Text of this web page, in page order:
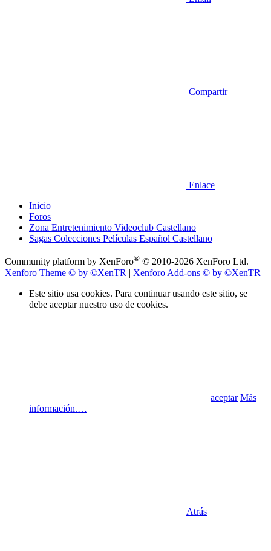
Compartir
Enlace
Inicio
Foros
Zona Entretenimiento Videoclub Castellano
Sagas Colecciones Películas Español Castellano
Community platform by XenForo® © 2010-2026 XenForo Ltd.
Xenforo Theme © by ©XenTR | Xenforo Add-ons © by ©XenTR
Este sitio usa cookies. Para continuar usando este sitio, se
debe aceptar nuestro uso de cookies.
aceptar Más
información.…
Atrás